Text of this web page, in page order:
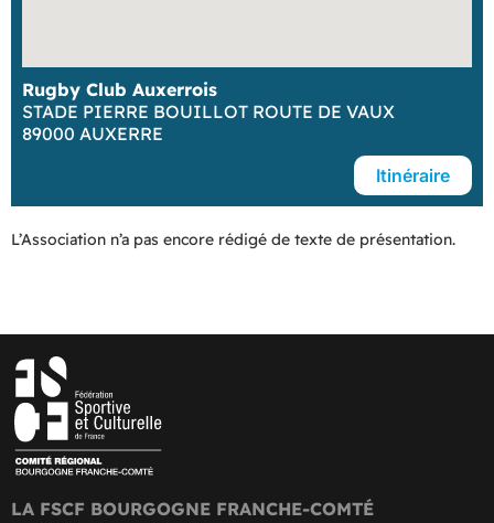
L’Association n’a pas encore rédigé de texte de présentation.
Rugby Club Auxerrois
STADE PIERRE BOUILLOT ROUTE DE VAUX
89000 AUXERRE
Itinéraire
LA FSCF BOURGOGNE FRANCHE-COMTÉ